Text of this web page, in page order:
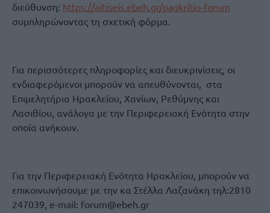
διεύθυνση: https://aitiseis.ebeh.gr/pagkritio-forum
συμπληρώνοντας τη σχετική φόρμα.
Για περισσότερες πληροφορίες και διευκρινίσεις, οι
ενδιαφερόμενοι μπορούν να απευθύνονται, στα
Επιμελητήρια Ηρακλείου, Χανίων, Ρεθύμνης και
Λασιθίου, ανάλογα με την Περιφερειακή Ενότητα στην
οποία ανήκουν.
Για την Περιφερειακή Ενότητα Ηρακλείου, μπορούν να
επικοινωνήσουμε με την κα Στέλλα Λαζανάκη τηλ:2810
247039, e-mail: forum@ebeh.gr